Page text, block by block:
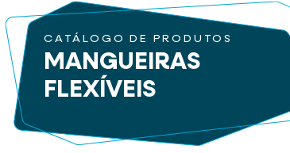
CATÁLOGO DE PRODUTOS
MANGUEIRAS
FLEXÍVEIS